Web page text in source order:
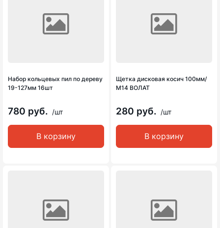
Набор кольцевых пил по дереву
19-127мм 16шт
780 руб. /шт
В корзину
Щетка дисковая косич 100мм/
М14 ВОЛАТ
280 руб. /шт
В корзину